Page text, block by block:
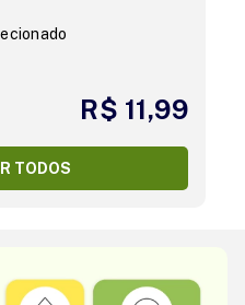
R$ 11,99
TODOS